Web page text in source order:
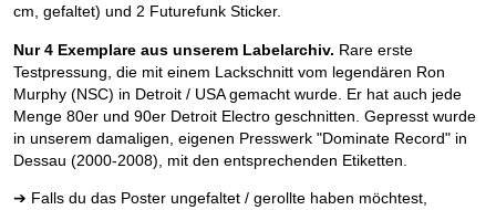
cm, gefaltet) und 2 Futurefunk Sticker.
Nur 4 Exemplare aus unserem Labelarchiv. Rare erste
Testpressung, die mit einem Lackschnitt vom legendären Ron
Murphy (NSC) in Detroit / USA gemacht wurde. Er hat auch jede
Menge 80er und 90er Detroit Electro geschnitten. Gepresst wurde
in unserem damaligen, eigenen Presswerk "Dominate Record" in
Dessau (2000-2008), mit den entsprechenden Etiketten.
➔ Falls du das Poster ungefaltet / gerollte haben möchtest,